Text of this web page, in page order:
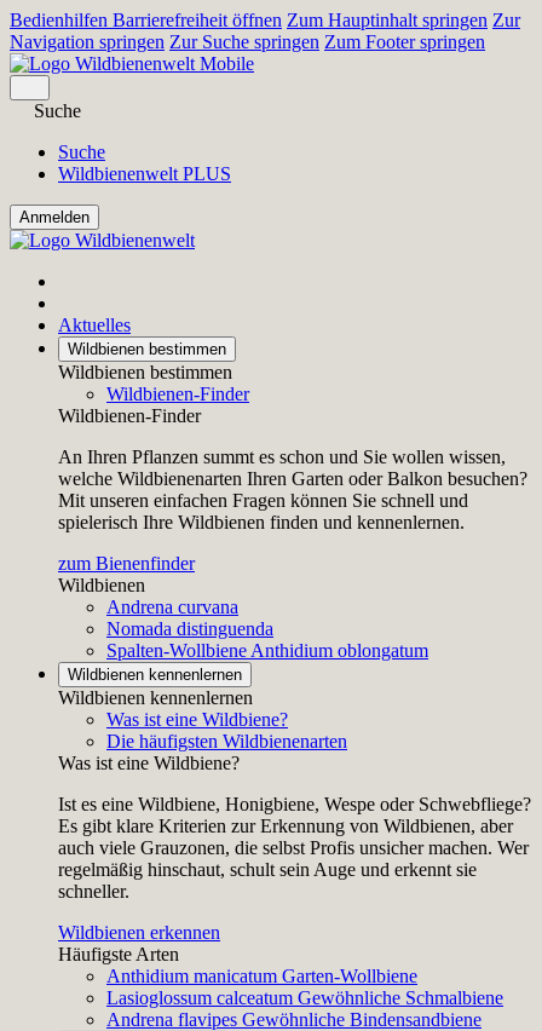
Bedienhilfen Barrierefreiheit öffnen Zum Hauptinhalt springen Zur
Navigation springen Zur Suche springen Zum Footer springen
Suche
Suche
Wildbienenwelt PLUS
Aktuelles
Wildbienen bestimmen
Wildbienen bestimmen
Wildbienen-Finder
Wildbienen-Finder
An Ihren Pflanzen summt es schon und Sie wollen wissen,
welche Wildbienenarten Ihren Garten oder Balkon besuchen?
Mit unseren einfachen Fragen können Sie schnell und
spielerisch Ihre Wildbienen finden und kennenlernen.
zum Bienenfinder
Wildbienen
Andrena curvana
Nomada distinguenda
Spalten-Wollbiene Anthidium oblongatum
Wildbienen kennenlernen
Wildbienen kennenlernen
Was ist eine Wildbiene?
Die häufigsten Wildbienenarten
Was ist eine Wildbiene?
Ist es eine Wildbiene, Honigbiene, Wespe oder Schwebfliege?
Es gibt klare Kriterien zur Erkennung von Wildbienen, aber
auch viele Grauzonen, die selbst Profis unsicher machen. Wer
regelmäßig hinschaut, schult sein Auge und erkennt sie
schneller.
Wildbienen erkennen
Häufigste Arten
Anthidium manicatum Garten-Wollbiene
Lasioglossum calceatum Gewöhnliche Schmalbiene
Andrena flavipes Gewöhnliche Bindensandbiene